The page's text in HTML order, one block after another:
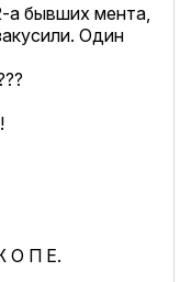
а бывших мента,
Один
О П Е.